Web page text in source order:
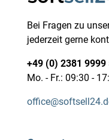
Bei Fragen zu
jederzeit gerne
+49 (0) 2381 9999
Mo. - Fr.: 09:30 -